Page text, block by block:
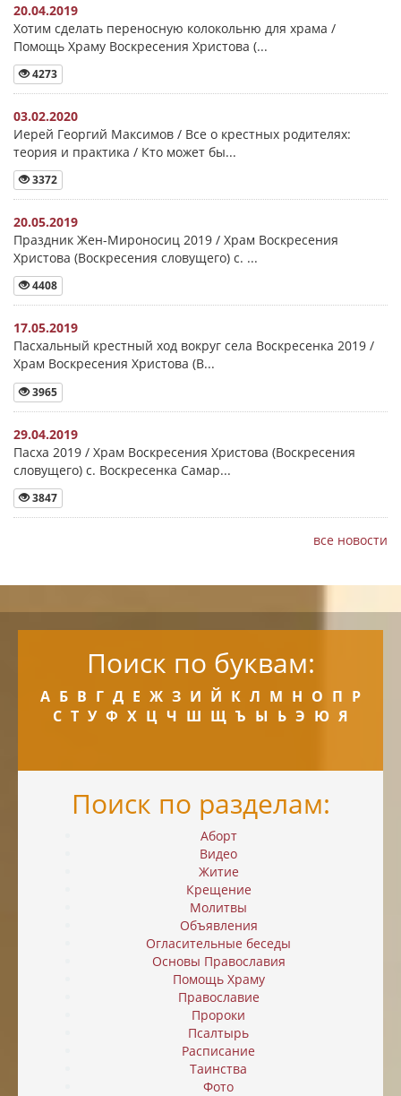
20.04.2019
Хотим сделать переносную колокольню для храма /
Помощь Храму Воскресения Христова (...
4273
03.02.2020
Иерей Георгий Максимов / Все о крестных родителях:
теория и практика / Кто может бы...
3372
20.05.2019
Праздник Жен-Мироносиц 2019 / Храм Воскресения
Христова (Воскресения словущего) с. ...
4408
17.05.2019
Пасхальный крестный ход вокруг села Воскресенка 2019 /
Храм Воскресения Христова (В...
3965
29.04.2019
Пасха 2019 / Храм Воскресения Христова (Воскресения
словущего) с. Воскресенка Самар...
3847
все новости
Поиск по буквам:
А Б В Г Д Е Ж З И Й К Л М Н О П Р
С Т У Ф Х Ц Ч Ш Щ Ъ Ы Ь Э Ю Я
Поиск по разделам:
Аборт
Видео
Житие
Крещение
Молитвы
Объявления
Огласительные беседы
Основы Православия
Помощь Храму
Православие
Пророки
Псалтырь
Расписание
Таинства
Фото